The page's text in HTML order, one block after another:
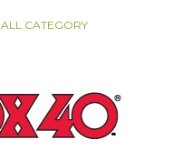
ALL CATEGORY